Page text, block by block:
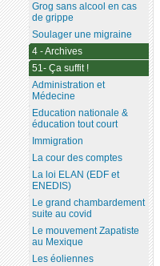
Grog sans alcool en cas
de grippe
Soulager une migraine
4 - Archives
51- Ça suffit !
Administration et
Médecine
Education nationale &
éducation tout court
Immigration
La cour des comptes
La loi ELAN (EDF et
ENEDIS)
Le grand chambardement
suite au covid
Le mouvement Zapatiste
au Mexique
Les éoliennes